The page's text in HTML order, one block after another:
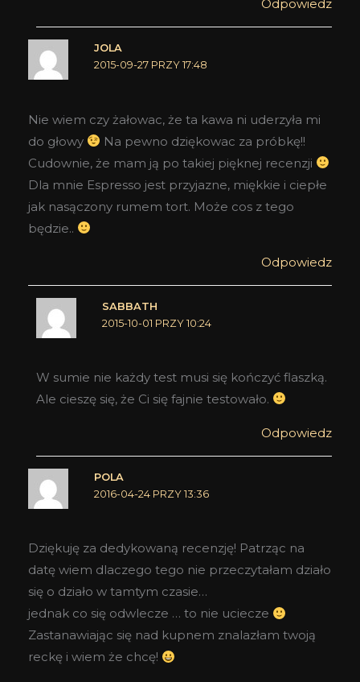
Odpowiedz
JOLA
2015-09-27 PRZY 17:48
Nie wiem czy żałowac, że ta kawa ni uderzyła mi
do głowy
Na pewno dziękowac za próbkę!!
Cudownie, że mam ją po takiej pięknej recenzji
Dla mnie Espresso jest przyjazne, miękkie i ciepłe
jak nasączony rumem tort. Może cos z tego
będzie..
Odpowiedz
SABBATH
2015-10-01 PRZY 10:24
W sumie nie każdy test musi się kończyć flaszką.
Ale cieszę się, że Ci się fajnie testowało.
Odpowiedz
POLA
2016-04-24 PRZY 13:36
Dziękuję za dedykowaną recenzję! Patrząc na
datę wiem dlaczego tego nie przeczytałam działo
się o działo w tamtym czasie…
jednak co się odwlecze … to nie uciecze
Zastanawiając się nad kupnem znalazłam twoją
reckę i wiem że chcę!